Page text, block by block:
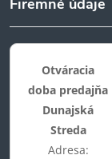
Firemné údaje
Otváracia
doba predajňa
Dunajská
Streda
Adresa: